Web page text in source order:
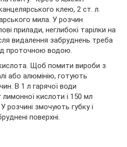
клею, 2 ст. л.
мила. У розчин
прилади, неглибокі тарілки на
видалення забруднень треба
проточною водою.
Щоб помити вироби з
або алюмінію, готують
В 1 л гарячої води
кислоти і 150 мл
розчині змочують губку і
поверхні.